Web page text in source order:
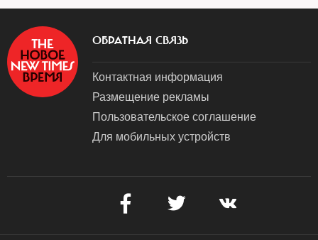
ОБРАТНАЯ СВЯЗЬ
Контактная информация
Размещение рекламы
Пользовательское соглашение
Для мобильных устройств